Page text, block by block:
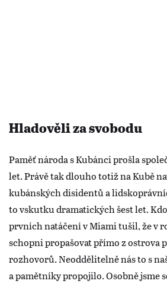
Hladověli za svobodu
Paměť národa s Kubánci prošla
let. Právě tak dlouho totiž na Kubě
kubánských disidentů a
to vskutku dramatických šest let.
prvních natáčení v Miami tušil, že v
schopni propašovat přímo z ostrova
rozhovorů. Neoddělitelně nás to s
a pamětníky propojilo. Osobně jsme